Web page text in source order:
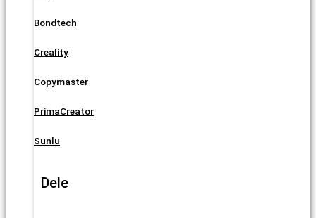
Bondtech
Creality
Copymaster
PrimaCreator
Sunlu
Dele